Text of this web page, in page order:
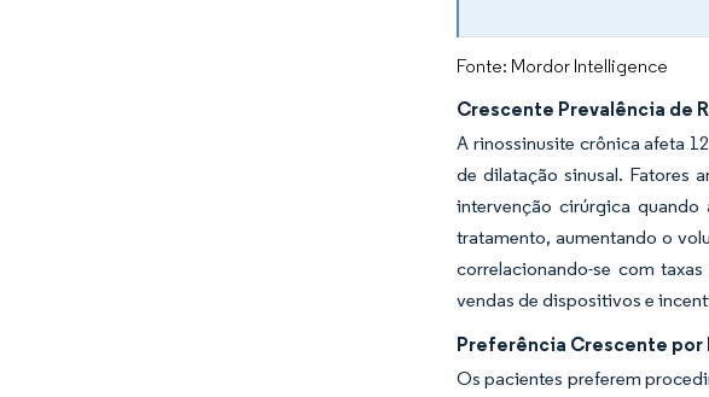
Fonte: Mordor Intelligence
Crescente Prevalência de
A rinossinusite crônica afeta
de dilatação sinusal. Fatores
intervenção cirúrgica
tratamento, aumentando o
correlacionando-se com
vendas de dispositivos e
Preferência Crescente por
Os pacientes preferem